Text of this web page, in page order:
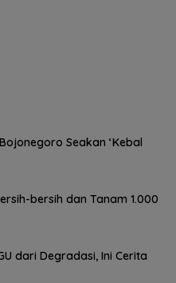
Seakan ‘Kebal
bersih dan Tanam 1.000
dari Degradasi, Ini Cerita